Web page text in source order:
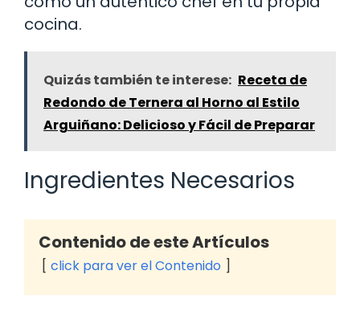
cocina.
Quizás también te interese: Receta de
Redondo de Ternera al Horno al Estilo
Arguiñano: Delicioso y Fácil de Preparar
Ingredientes Necesarios
Contenido de este Artículos
click para ver el Contenido